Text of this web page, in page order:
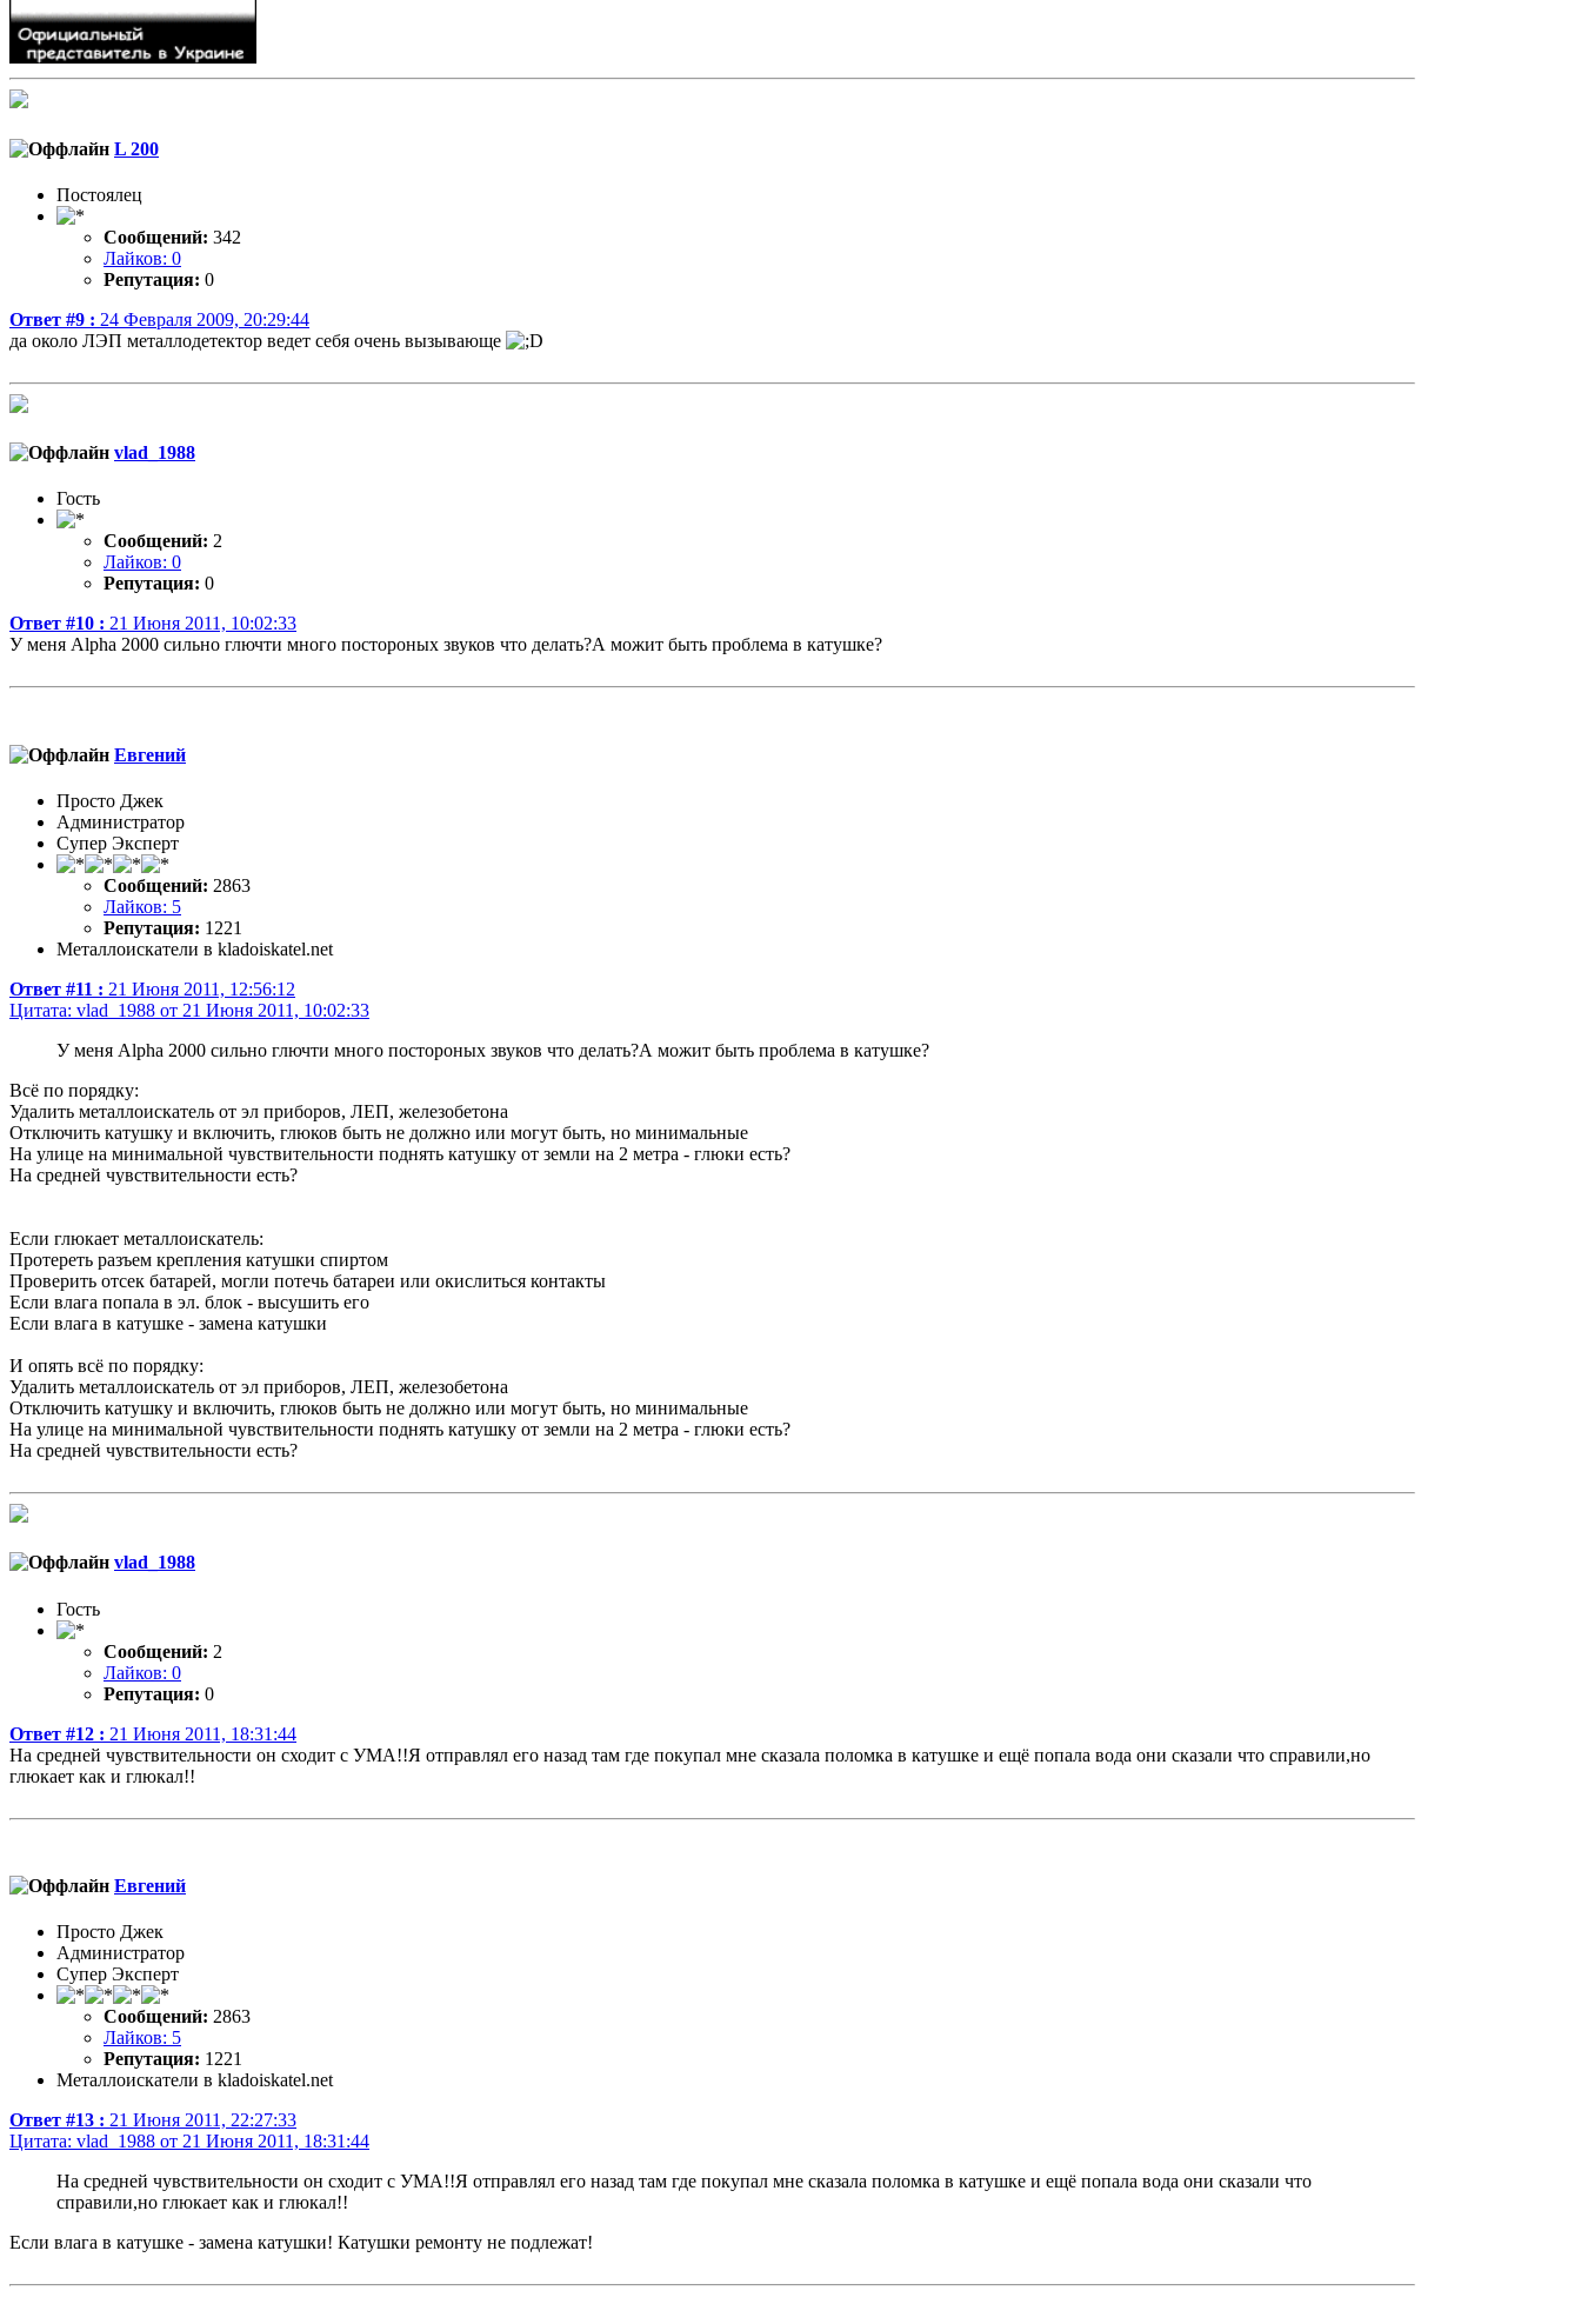
L 200
Постоялец
Сообщений: 342
Лайков: 0
Репутация: 0
Ответ #9 : 24 Февраля 2009, 20:29:44
да около ЛЭП металлодетектор ведет себя очень вызывающе
vlad_1988
Гость
Сообщений: 2
Лайков: 0
Репутация: 0
Ответ #10 : 21 Июня 2011, 10:02:33
У меня Alpha 2000 сильно глючти много постороных звуков что делать?А можит быть проблема в катушке?
Евгений
Просто Джек
Администратор
Супер Эксперт
Сообщений: 2863
Лайков: 5
Репутация: 1221
Металлоискатели в kladoiskatel.net
Ответ #11 : 21 Июня 2011, 12:56:12
Цитата: vlad_1988 от 21 Июня 2011, 10:02:33
У меня Alpha 2000 сильно глючти много постороных звуков что делать?А можит быть проблема в катушке?
Всё по порядку:
Удалить металлоискатель от эл приборов, ЛЕП, железобетона
Отключить катушку и включить, глюков быть не должно или могут быть, но минимальные
На улице на минимальной чувствительности поднять катушку от земли на 2 метра - глюки есть?
На средней чувствительности есть?
Если глюкает металлоискатель:
Протереть разъем крепления катушки спиртом
Проверить отсек батарей, могли потечь батареи или окислиться контакты
Если влага попала в эл. блок - высушить его
Если влага в катушке - замена катушки
И опять всё по порядку:
Удалить металлоискатель от эл приборов, ЛЕП, железобетона
Отключить катушку и включить, глюков быть не должно или могут быть, но минимальные
На улице на минимальной чувствительности поднять катушку от земли на 2 метра - глюки есть?
На средней чувствительности есть?
vlad_1988
Гость
Сообщений: 2
Лайков: 0
Репутация: 0
Ответ #12 : 21 Июня 2011, 18:31:44
На средней чувствительности он сходит с УМА!!Я отправлял его назад там где покупал мне сказала поломка в катушке и ещё попала вода они сказали что справили,но
глюкает как и глюкал!!
Евгений
Просто Джек
Администратор
Супер Эксперт
Сообщений: 2863
Лайков: 5
Репутация: 1221
Металлоискатели в kladoiskatel.net
Ответ #13 : 21 Июня 2011, 22:27:33
Цитата: vlad_1988 от 21 Июня 2011, 18:31:44
На средней чувствительности он сходит с УМА!!Я отправлял его назад там где покупал мне сказала поломка в катушке и ещё попала вода они сказали что
справили,но глюкает как и глюкал!!
Если влага в катушке - замена катушки! Катушки ремонту не подлежат!